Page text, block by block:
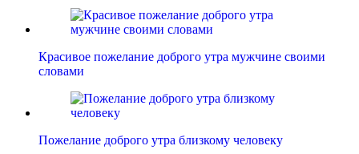
Красивое пожелание доброго утра мужчине своими
словами
Пожелание доброго утра близкому человеку